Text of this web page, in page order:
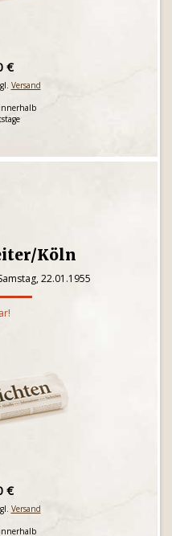
€
Versand
Köln
22.01.1955
€
Versand